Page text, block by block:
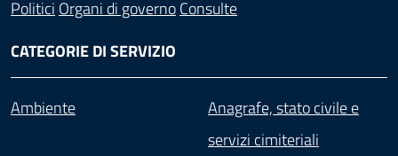
Politici Organi di governoConsulte
CATEGORIE DI SERVIZIO
Ambiente
Anagrafe, stato civile e
servizi cimiteriali